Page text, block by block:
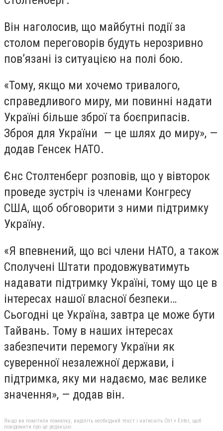
Він наголосив, що майбутні події за
столом переговорів будуть нерозривно
пов’язані із ситуацією на полі бою.
«Тому, якщо ми хочемо тривалого,
справедливого миру, ми повинні надати
Україні більше зброї та боєприпасів.
Зброя для України — це шлях до миру», —
додав Генсек НАТО.
Єнс Столтенберг розповів, що у вівторок
проведе зустріч із членами Конгресу
США, щоб обговорити з ними підтримку
Україну.
«Я впевнений, що всі члени НАТО, а також
Сполучені Штати продовжуватимуть
надавати підтримку Україні, тому що це в
інтересах нашої власної безпеки…
Сьогодні це Україна, завтра це може бути
Тайвань. Тому в наших інтересах
забезпечити перемогу України як
суверенної незалежної держави, і
підтримка, яку ми надаємо, має велике
значення», — додав він.
Якщо ви помітили помилку, виділіть необхідний текст і натисніть Ctrl + Enter, щоб
повідомити про це редакцію